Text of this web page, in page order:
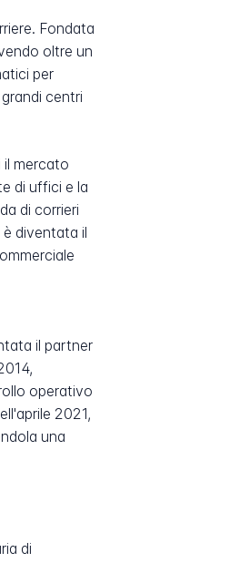
Fondata
oltre un
per
centri
il mercato
di uffici e la
di corrieri
diventata il
il partner
operativo
2021,
una
di